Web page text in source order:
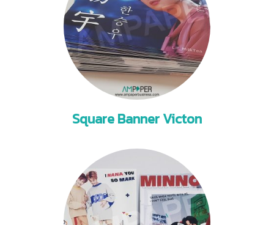
Square Banner Victon